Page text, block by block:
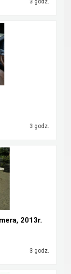
3 godz.
3 godz.
2013r.
3 godz.